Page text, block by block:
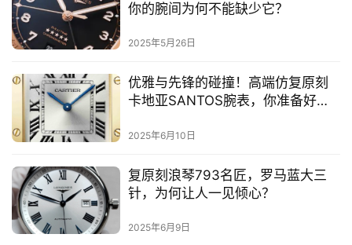
你的腕间为何不能缺少它？
2025年5月26日
优雅与先锋的碰撞！高端仿复原刻
卡地亚SANTOS腕表，你准备好被
2025年6月10日
复原刻浪琴793名匠，罗马蓝大三
针，为何让人一见倾心？
2025年6月9日